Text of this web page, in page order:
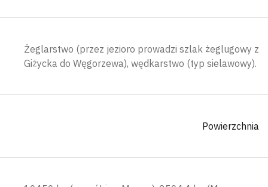
Żeglarstwo (przez jezioro prowadzi szlak żeglugowy z
Giżycka do Węgorzewa), wędkarstwo (typ sielawowy).
Powierzchnia